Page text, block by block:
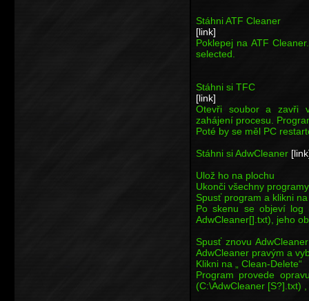
Stáhni ATF Cleaner
[link]
Poklepej na ATF
selected.
Stáhni si TFC
[link]
Otevři soubor a zavři
zahájení procesu.
Poté by se měl PC
Stáhni si AdwCleaner
Ulož ho na plochu
Ukonči všechny
Spusť program a klikni
Po skenu se objeví log
AdwCleaner[].txt), jeho
Spusť znovu
AdwCleaner pravým a
Klikni na „ Clean-Delete“
Program provede
(C:\AdwCleaner [S?].txt)